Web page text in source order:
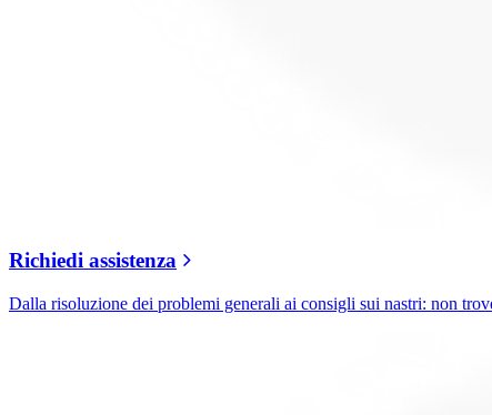
Richiedi assistenza
Dalla risoluzione dei problemi generali ai consigli sui nastri: non